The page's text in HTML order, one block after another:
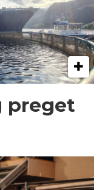
preget